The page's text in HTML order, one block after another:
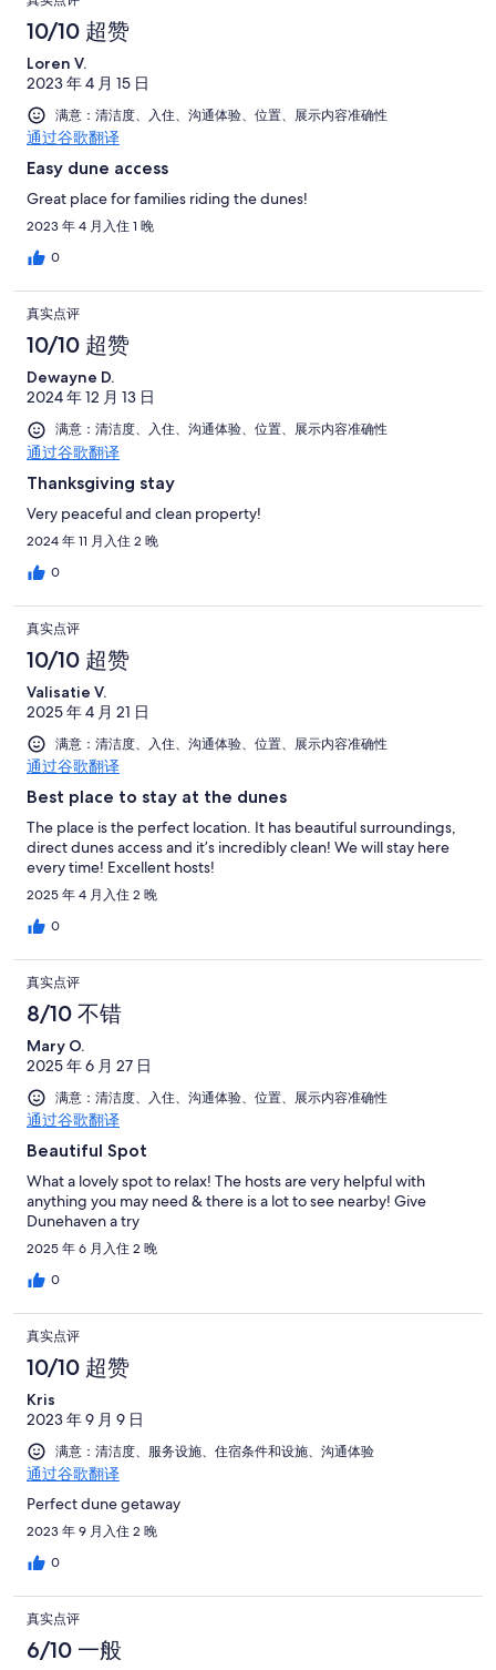
10/10 超赞
Loren V.
2023 年 4 月 15 日
满意：清洁度、入住、沟通体验、位置、展示内容准确性
通过谷歌翻译
Easy dune access
Great place for families riding the dunes!
2023 年 4 月入住 1 晚
0
真实点评
10/10 超赞
Dewayne D.
2024 年 12 月 13 日
满意：清洁度、入住、沟通体验、位置、展示内容准确性
通过谷歌翻译
Thanksgiving stay
Very peaceful and clean property!
2024 年 11 月入住 2 晚
0
真实点评
10/10 超赞
Valisatie V.
2025 年 4 月 21 日
满意：清洁度、入住、沟通体验、位置、展示内容准确性
通过谷歌翻译
Best place to stay at the dunes
The place is the perfect location. It has beautiful surroundings,
direct dunes access and it’s incredibly clean! We will stay here
every time! Excellent hosts!
2025 年 4 月入住 2 晚
0
真实点评
8/10 不错
Mary O.
2025 年 6 月 27 日
满意：清洁度、入住、沟通体验、位置、展示内容准确性
通过谷歌翻译
Beautiful Spot
What a lovely spot to relax! The hosts are very helpful with
anything you may need & there is a lot to see nearby! Give
Dunehaven a try
2025 年 6 月入住 2 晚
0
真实点评
10/10 超赞
Kris
2023 年 9 月 9 日
满意：清洁度、服务设施、住宿条件和设施、沟通体验
通过谷歌翻译
Perfect dune getaway
2023 年 9 月入住 2 晚
0
真实点评
6/10 一般